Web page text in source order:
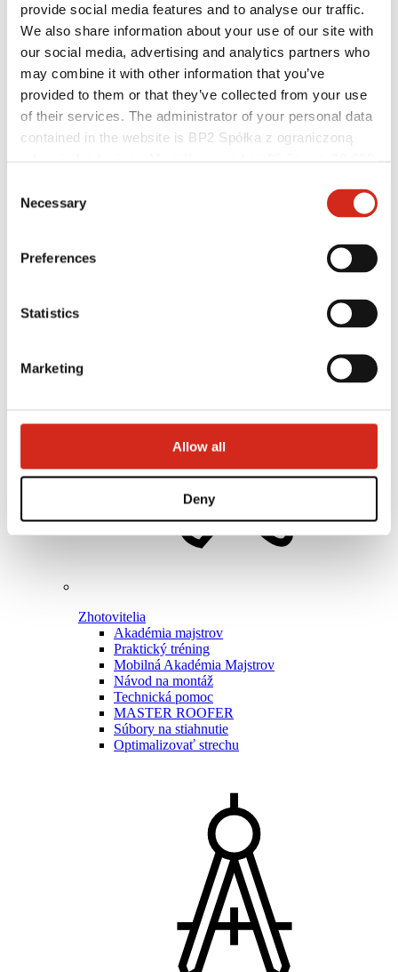
provide social media features and to analyse our traffic.
We also share information about your use of our site with
our social media, advertising and analytics partners who
may combine it with other information that you’ve
provided to them or that they’ve collected from your use
of their services. The administrator of your personal data
contained in the website is BP2 Spółka z ograniczoną
121387608.
Selection
Necessary
Preferences
Statistics
Marketing
Allow all
Deny
Zhotovitelia
Akadémia majstrov
Praktický tréning
Mobilná Akadémia Majstrov
Návod na montáž
Technická pomoc
MASTER ROOFER
Súbory na stiahnutie
Optimalizovať strechu